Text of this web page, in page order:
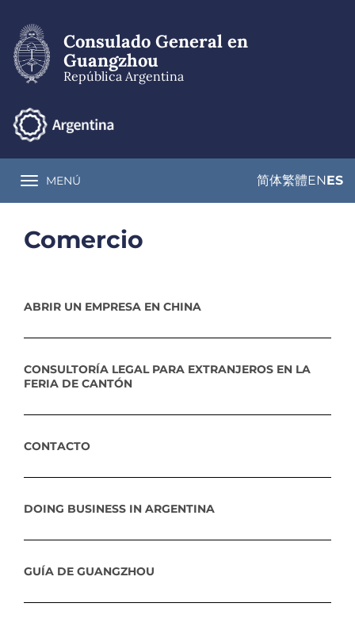
contenido
principal
Consulado General en
Guangzhou
República Argentina
Toggle navigation
MENÚ 简体繁體ENES
Comercio
ABRIR UN EMPRESA EN CHINA
CONSULTORÍA LEGAL PARA EXTRANJEROS EN LA
FERIA DE CANTÓN
CONTACTO
DOING BUSINESS IN ARGENTINA
GUÍA DE GUANGZHOU